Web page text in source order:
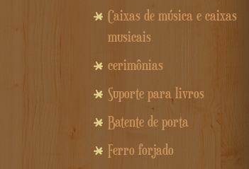
Caixas de música e caixas
musicais
cerimônias
Suporte para livros
Batente de porta
Ferro forjado